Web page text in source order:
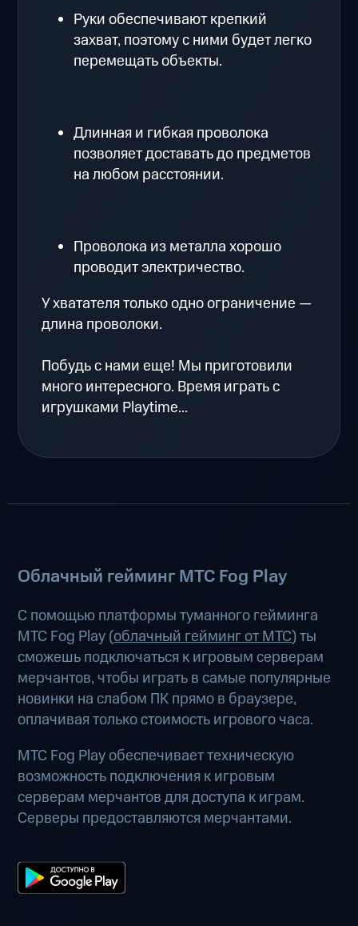
Руки обеспечивают крепкий
захват, поэтому с ними будет легко
перемещать объекты.
Длинная и гибкая проволока
позволяет доставать до предметов
на любом расстоянии.
Проволока из металла хорошо
проводит электричество.
У хватателя только одно ограничение —
длина проволоки.
Побудь с нами еще! Мы приготовили
много интересного. Время играть с
игрушками Playtime...
Облачный гейминг МТС Fog Play
С помощью платформы туманного гейминга
МТС Fog Play (облачный гейминг от МТС) ты
сможешь подключаться к игровым серверам
мерчантов, чтобы играть в самые популярные
новинки на слабом ПК прямо в браузере,
оплачивая только стоимость игрового часа.
МТС Fog Play обеспечивает техническую
возможность подключения к игровым
серверам мерчантов для доступа к играм.
Серверы предоставляются мерчантами.